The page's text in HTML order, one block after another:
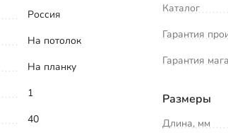
Россия
На потолок
На планку
1
40
Каталог
Гарантия
Гарантия
Размеры
Длина, мм